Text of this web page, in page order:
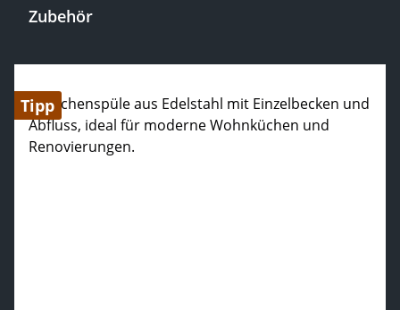
Zubehör
Tipp